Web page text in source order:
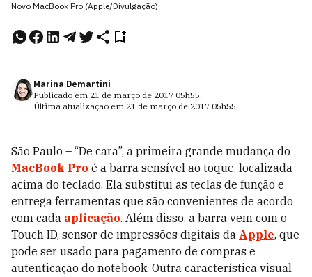
Novo MacBook Pro (Apple/Divulgação)
Marina Demartini
Publicado em 21 de março de 2017 05h55.
Última atualização em 21 de março de 2017 05h55.
São Paulo – “De cara”, a primeira grande mudança do
MacBook Pro é a barra sensível ao toque, localizada
acima do teclado. Ela substitui as teclas de função e
entrega ferramentas que são convenientes de acordo
com cada aplicação. Além disso, a barra vem com o
Touch ID, sensor de impressões digitais da Apple, que
pode ser usado para pagamento de compras e
autenticação do notebook. Outra característica visual